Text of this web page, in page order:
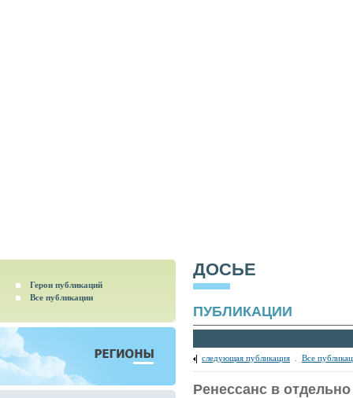
Герои публикаций
Все публикации
ДОСЬЕ
ПУБЛИКАЦИИ
следующая публикация Все
Ренессанс в